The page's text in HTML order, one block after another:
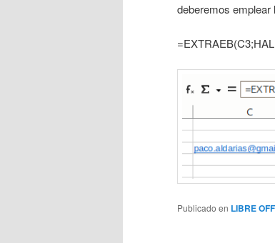
deberemos emplear
Publicado en LIBRE